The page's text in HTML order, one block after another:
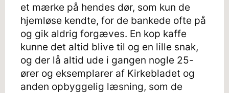
et mærke på hendes dør, som kun de
hjemløse kendte, for de bankede ofte på
og gik aldrig forgæves. En kop kaffe
kunne det altid blive til og en lille snak,
og der lå altid ude i gangen nogle 25-
ører og eksemplarer af Kirkebladet og
anden opbyggelig læsning, som de